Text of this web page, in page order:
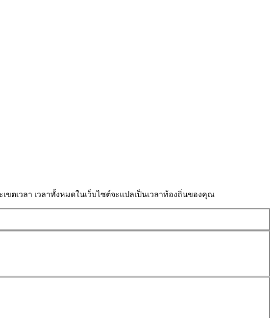
ตเวลา เวลาทั้งหมดในเว็บไซต์จะแปลเป็นเวลาท้องถิ่นของคุณ